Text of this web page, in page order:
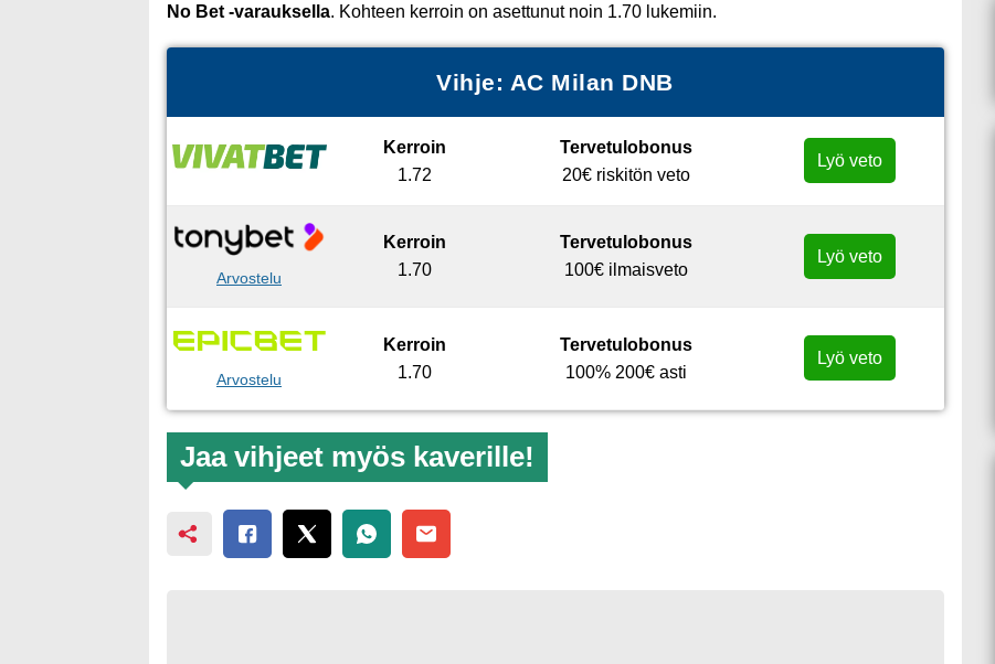
No Bet -varauksella. Kohteen kerroin on asettunut noin 1.70 lukemiin.
Vihje: AC Milan DNB
Kerroin
1.72
Tervetulobonus
20€ riskitön veto
Lyö veto
Arvostelu
Kerroin
1.70
Tervetulobonus
100€ ilmaisveto
Lyö veto
Arvostelu
Kerroin
1.70
Tervetulobonus
100% 200€ asti
Lyö veto
Jaa vihjeet myös kaverille!